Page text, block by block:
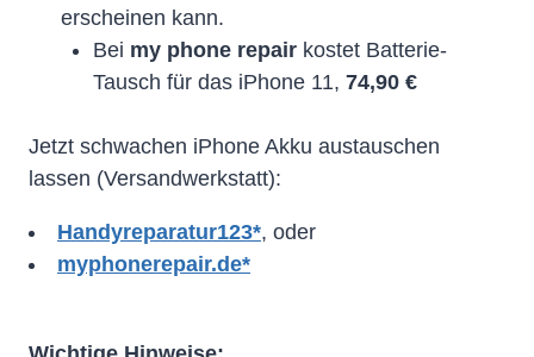
erscheinen kann.
Bei my phone repair kostet Batterie-
Tausch für das iPhone 11, 74,90 €
Jetzt schwachen iPhone Akku austauschen
lassen (Versandwerkstatt):
Handyreparatur123*, oder
myphonerepair.de*